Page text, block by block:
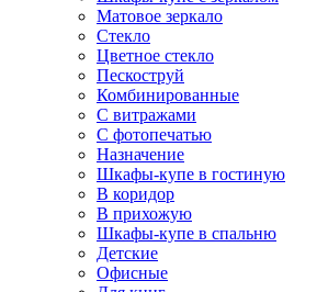
Матовое зеркало
Стекло
Цветное стекло
Пескоструй
Комбинированные
С витражами
С фотопечатью
Назначение
Шкафы-купе в гостиную
В коридор
В прихожую
Шкафы-купе в спальню
Детские
Офисные